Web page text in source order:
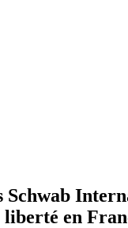
Schwab
en